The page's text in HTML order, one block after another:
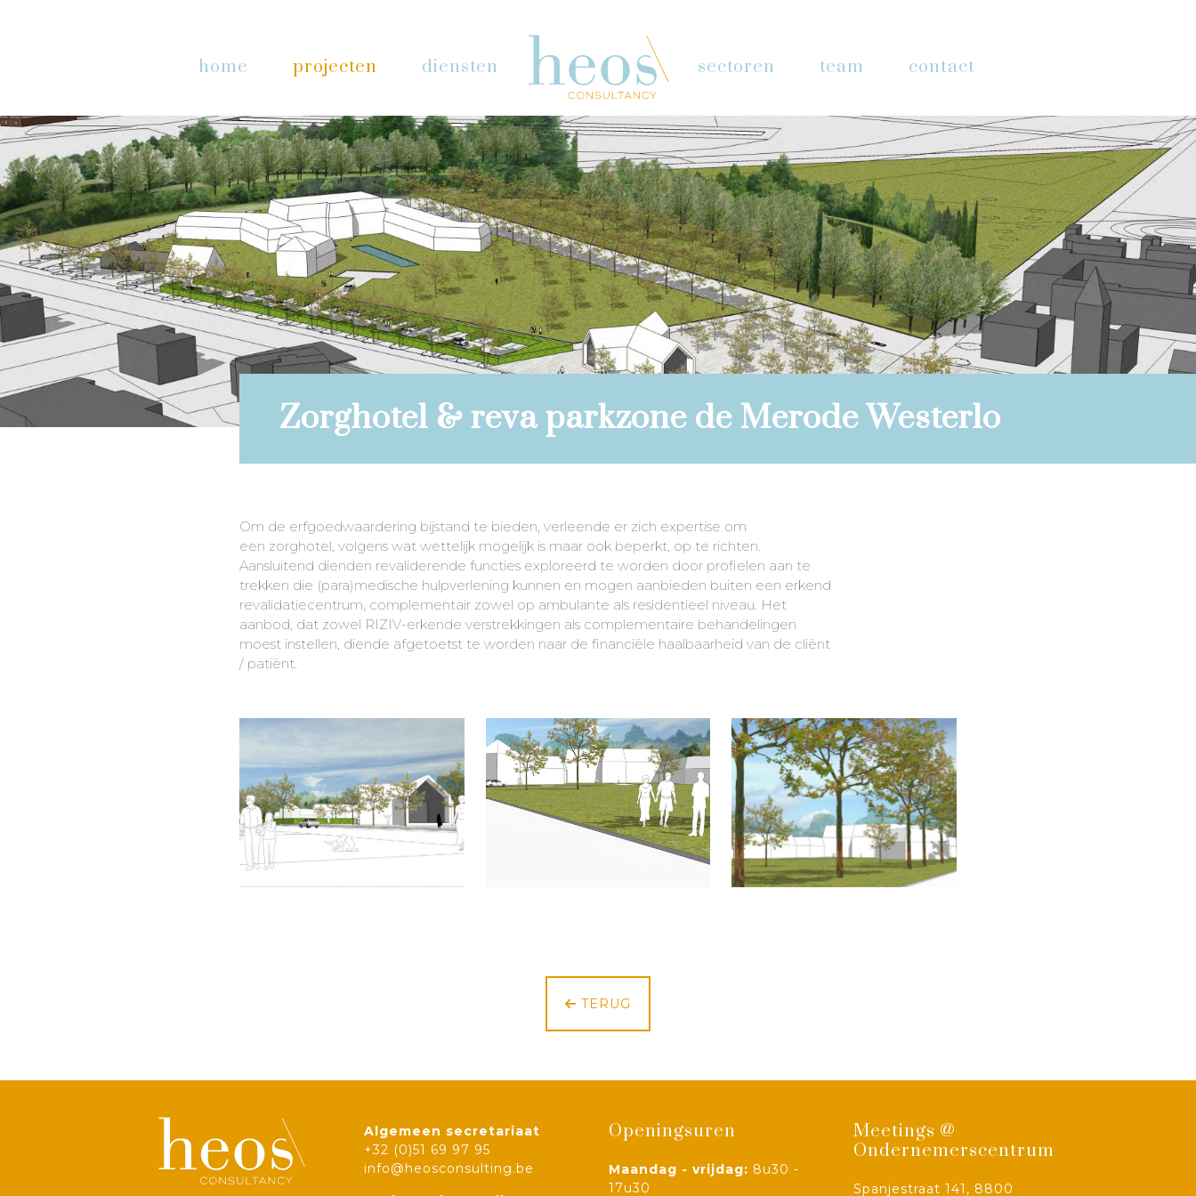
home projecten diensten sectoren team contact
Zorghotel & reva parkzone de Merode Westerlo
Om de erfgoedwaardering bijstand te bieden, verleende er zich expertise om
een zorghotel, volgens wat wettelijk mogelijk is maar ook beperkt, op te richten.
Aansluitend dienden revaliderende functies exploreerd te worden door profielen aan te
trekken die (para)medische hulpverlening kunnen en mogen aanbieden buiten een erkend
revalidatiecentrum, complementair zowel op ambulante als residentieel niveau. Het
aanbod, dat zowel RIZIV-erkende verstrekkingen als complementaire behandelingen
moest instellen, diende afgetoetst te worden naar de financiële haalbaarheid van de cliënt
/ patiënt.
TERUG
Algemeen secretariaat
+32 (0)51 69 97 95
info@heosconsulting.be
Openingsuren
Maandag - vrijdag: 8u30 -
17u30
Meetings @
Ondernemerscentrum
Spanjestraat 141, 8800